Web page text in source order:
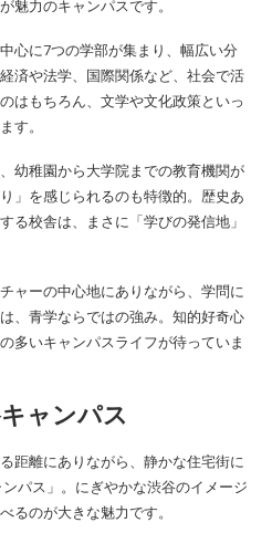
魅力のキャンパスです。
心に7つの学部が集まり、幅広い分
済や法学、国際関係など、社会で活
はもちろん、文学や文化政策といっ
す。
幼稚園から大学院までの教育機関が
」を感じられるのも特徴的。歴史あ
る校舎は、まさに「学びの発信地」
ャーの中心地にありながら、学問に
、青学ならではの強み。知的好奇心
多いキャンパスライフが待っていま
ャンパス
距離にありながら、静かな住宅街に
パス」。にぎやかな渋谷のイメージ
るのが大きな魅力です。